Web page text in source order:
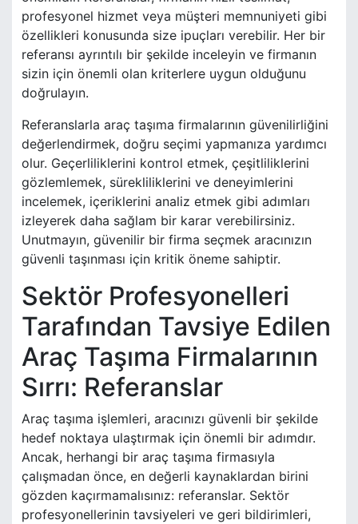
profesyonel hizmet veya müşteri memnuniyeti gibi
özellikleri konusunda size ipuçları verebilir. Her bir
referansı ayrıntılı bir şekilde inceleyin ve firmanın
sizin için önemli olan kriterlere uygun olduğunu
doğrulayın.
Referanslarla araç taşıma firmalarının güvenilirliğini
değerlendirmek, doğru seçimi yapmanıza yardımcı
olur. Geçerliliklerini kontrol etmek, çeşitliliklerini
gözlemlemek, sürekliliklerini ve deneyimlerini
incelemek, içeriklerini analiz etmek gibi adımları
izleyerek daha sağlam bir karar verebilirsiniz.
Unutmayın, güvenilir bir firma seçmek aracınızın
güvenli taşınması için kritik öneme sahiptir.
Sektör Profesyonelleri
Tarafından Tavsiye Edilen
Araç Taşıma Firmalarının
Sırrı: Referanslar
Araç taşıma işlemleri, aracınızı güvenli bir şekilde
hedef noktaya ulaştırmak için önemli bir adımdır.
Ancak, herhangi bir araç taşıma firmasıyla
çalışmadan önce, en değerli kaynaklardan birini
gözden kaçırmamalısınız: referanslar. Sektör
profesyonellerinin tavsiyeleri ve geri bildirimleri,